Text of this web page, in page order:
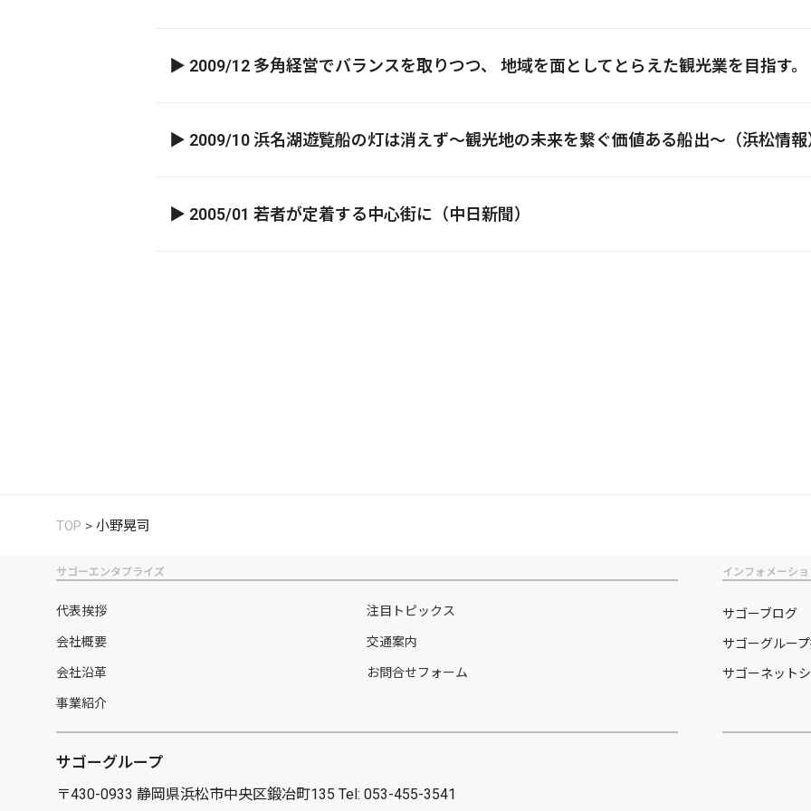
▶ 2009/12 多角経営でバランスを取りつつ、 地域を面としてとらえた観光業を目指す。
▶ 2009/10 浜名湖遊覧船の灯は消えず～観光地の未来を繋ぐ価値ある船出～（浜松情報
▶ 2005/01 若者が定着する中心街に（中日新聞）
TOP > 小野晃司
サゴーエンタプライズ
代表挨拶 注目トピックス
会社概要 交通案内
会社沿革 お問合せフォーム
事業紹介
インフォメーショ
サゴーブログ
サゴーグルー
サゴーネット
サゴーグループ
〒430-0933 静岡県浜松市中央区鍛冶町135 Tel: 053-455-3541